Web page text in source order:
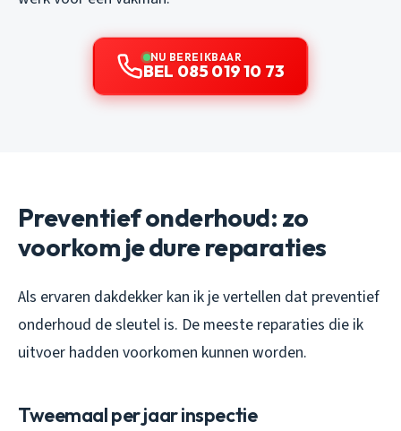
NU BEREIKBAAR
BEL 085 019 10 73
Preventief onderhoud: zo
voorkom je dure reparaties
Als ervaren dakdekker kan ik je vertellen dat preventief
onderhoud de sleutel is. De meeste reparaties die ik
uitvoer hadden voorkomen kunnen worden.
Tweemaal per jaar inspectie